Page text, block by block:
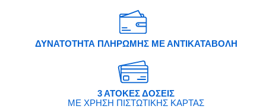
ΔΥΝΑΤΟΤΗΤΑ ΠΛΗΡΩΜΗΣ ΜΕ ΑΝΤΙΚΑΤΑΒΟΛΗ
3 ΑΤΟΚΕΣ ΔΟΣΕΙΣ
ΜΕ ΧΡΗΣΗ ΠΙΣΤΩΤΙΚΗΣ ΚΑΡΤΑΣ